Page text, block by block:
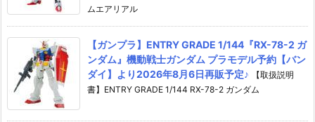
ムエアリアル
【ガンプラ】ENTRY GRADE 1/144『RX-78-2 ガ
ンダム』機動戦士ガンダム プラモデル予約【バン
ダイ】より2026年8月6日再販予定♪
【取扱説明
書】ENTRY GRADE 1/144 RX-78-2 ガンダム